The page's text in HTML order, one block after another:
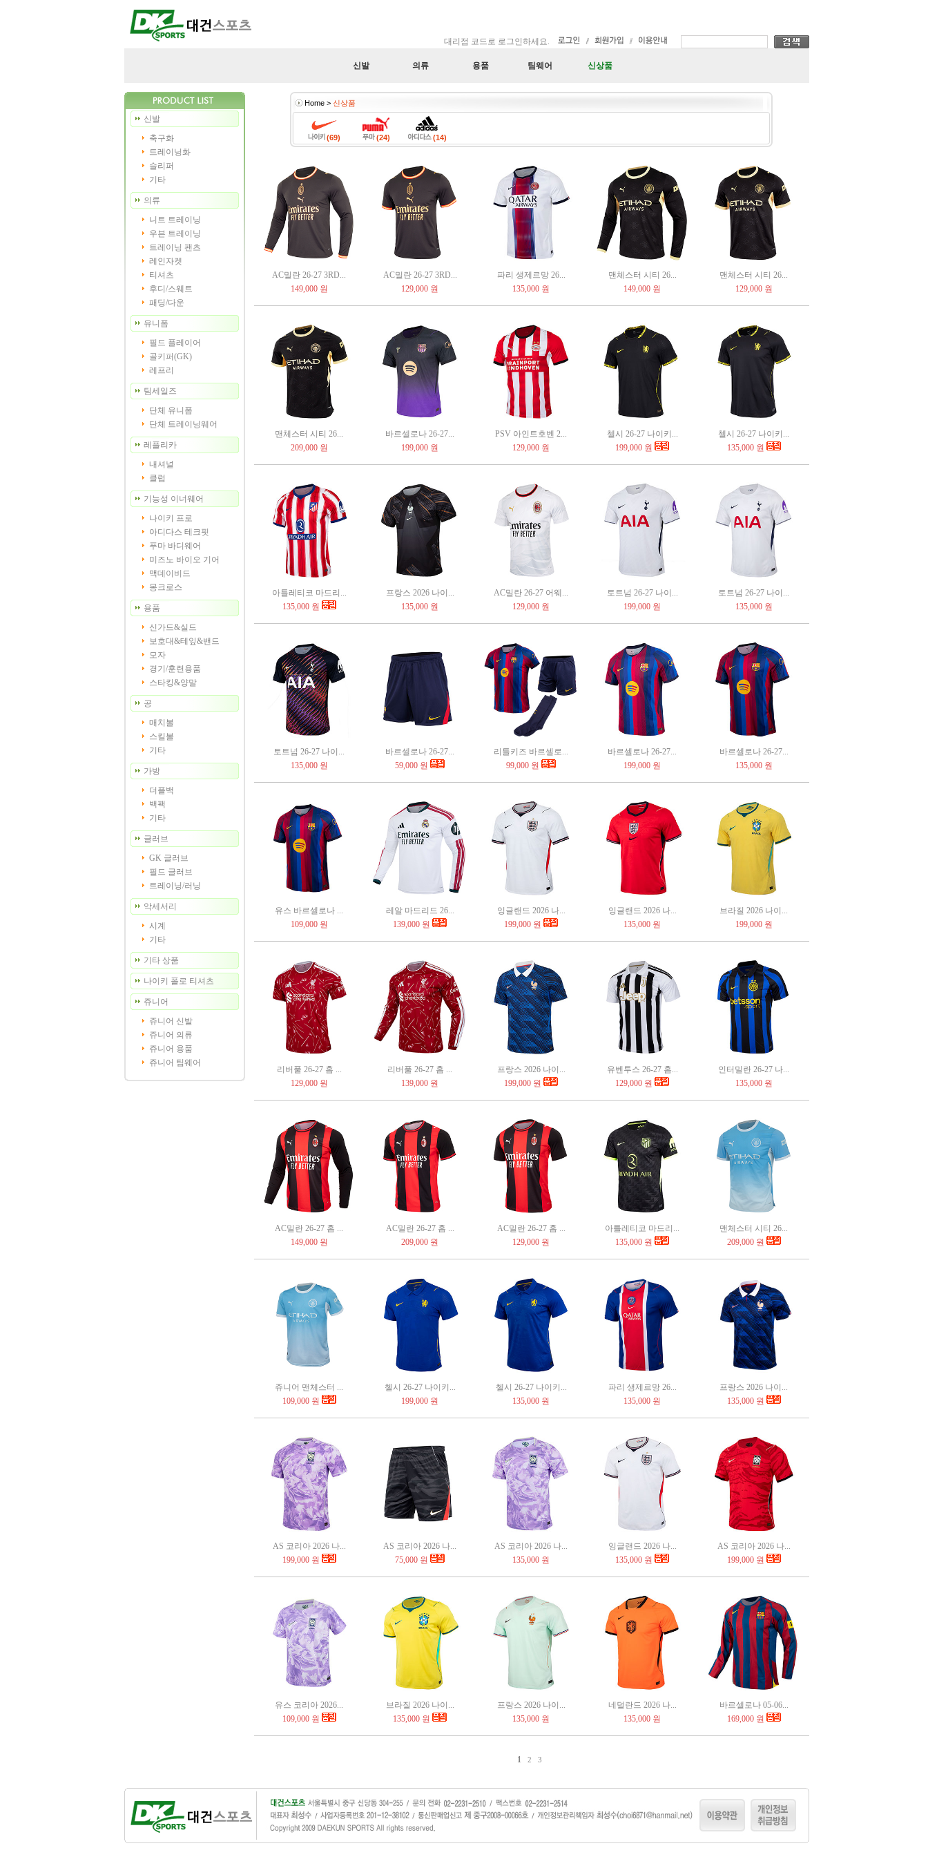
대리점 코드로 로그인하세요.
신발 의류 용품 팀웨어 신상품
신발
축구화
트레이닝화
슬리퍼
기타
의류
니트 트레이닝
우븐 트레이닝
트레이닝 팬츠
레인자켓
티셔츠
후디/스웨트
패딩/다운
유니폼
필드 플레이어
골키퍼(GK)
레프리
팀세일즈
단체 유니폼
단체 트레이닝웨어
레플리카
내셔널
클럽
기능성 이너웨어
나이키 프로
아디다스 테크핏
푸마 바디웨어
미즈노 바이오 기어
맥데이비드
몽크로스
용품
신가드&실드
보호대&테잎&밴드
모자
경기/훈련용품
스타킹&양말
공
매치볼
스킬볼
기타
가방
더플백
백팩
기타
글러브
GK 글러브
필드 글러브
트레이닝/러닝
악세서리
시계
기타
기타 상품
나이키 폴로 티셔츠
쥬니어
쥬니어 신발
쥬니어 의류
쥬니어 용품
쥬니어 팀웨어
Home > 신상품
(69) (24) (14)
AC밀란 26-27 3RD...
149,000 원
AC밀란 26-27 3RD...
129,000 원
파리 생제르망 26...
135,000 원
맨체스터 시티 26...
149,000 원
맨체스터 시티 26...
129,000 원
맨체스터 시티 26...
209,000 원
바르셀로나 26-27...
199,000 원
PSV 아인트호벤 2...
129,000 원
첼시 26-27 나이키...
199,000 원
첼시 26-27 나이키...
135,000 원
아틀레티코 마드리...
135,000 원
프랑스 2026 나이...
135,000 원
AC밀란 26-27 어웨...
129,000 원
토트넘 26-27 나이...
199,000 원
토트넘 26-27 나이...
135,000 원
토트넘 26-27 나이...
135,000 원
바르셀로나 26-27...
59,000 원
리틀키즈 바르셀로...
99,000 원
바르셀로나 26-27...
199,000 원
바르셀로나 26-27...
135,000 원
유스 바르셀로나 ...
109,000 원
레알 마드리드 26...
139,000 원
잉글랜드 2026 나...
199,000 원
잉글랜드 2026 나...
135,000 원
브라질 2026 나이...
199,000 원
리버풀 26-27 홈 ...
129,000 원
리버풀 26-27 홈 ...
139,000 원
프랑스 2026 나이...
199,000 원
유벤투스 26-27 홈...
129,000 원
인터밀란 26-27 나...
135,000 원
AC밀란 26-27 홈 ...
149,000 원
AC밀란 26-27 홈 ...
209,000 원
AC밀란 26-27 홈 ...
129,000 원
아틀레티코 마드리...
135,000 원
맨체스터 시티 26...
209,000 원
쥬니어 맨체스터 ...
109,000 원
첼시 26-27 나이키...
199,000 원
첼시 26-27 나이키...
135,000 원
파리 생제르망 26...
135,000 원
프랑스 2026 나이...
135,000 원
AS 코리아 2026 나...
199,000 원
AS 코리아 2026 나...
75,000 원
AS 코리아 2026 나...
135,000 원
잉글랜드 2026 나...
135,000 원
AS 코리아 2026 나...
199,000 원
유스 코리아 2026...
109,000 원
브라질 2026 나이...
135,000 원
프랑스 2026 나이...
135,000 원
네덜란드 2026 나...
135,000 원
바르셀로나 05-06...
169,000 원
1 2 3